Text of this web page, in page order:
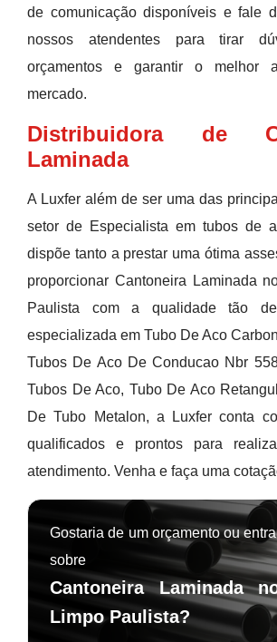
de comunicação disponíveis e fale
nossos atendentes para tirar
orçamentos e garantir o melhor
mercado.
Distribuidora de
Laminada
A Luxfer além de ser uma das
setor de Especialista em tubos de
dispõe tanto a prestar uma ótima
proporcionar Cantoneira Laminada
Paulista com a qualidade tão
especializada em Tubo De Aco
Tubos De Aco De Conducao Nbr
Tubos De Aco, Tubo De Aco
De Tubo Metalon, a Luxfer conta
qualificados e prontos para
atendimento. Venha e faça uma
Gostaria de um orçamento ou
sobre
Cantoneira Laminada
Limpo Paulista?